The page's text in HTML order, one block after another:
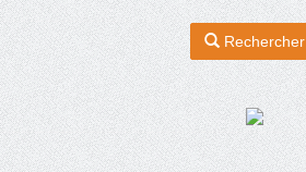
Rechercher